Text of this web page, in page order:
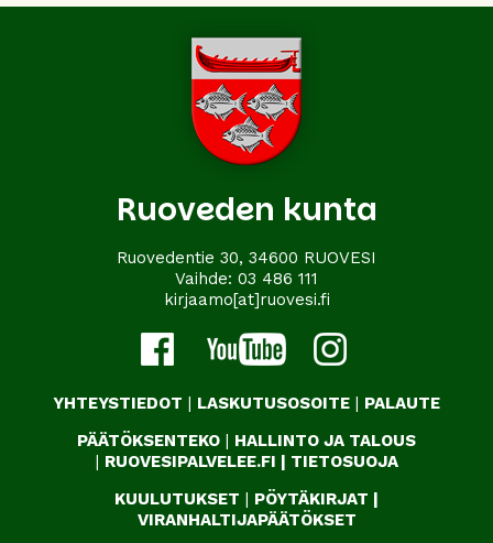
Ruoveden kunta
Ruovedentie 30, 34600 RUOVESI
Vaihde: 03 486 111
kirjaamo[at]ruovesi.fi
YHTEYSTIEDOT | LASKUTUSOSOITE | PALAUTE
PÄÄTÖKSENTEKO | HALLINTO JA TALOUS
| RUOVESIPALVELEE.FI | TIETOSUOJA
KUULUTUKSET | PÖYTÄKIRJAT |
VIRANHALTIJAPÄÄTÖKSET